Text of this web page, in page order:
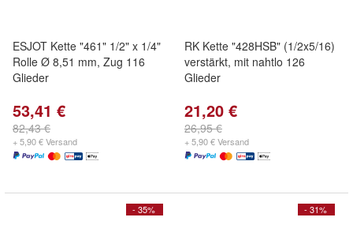
ESJOT Kette "461" 1/2" x 1/4"
Rolle Ø 8,51 mm, Zug 116
Glieder
53,41 €
82,43 €
+ 5,90 € Versand
RK Kette "428HSB" (1/2x5/16)
verstärkt, mit nahtlo 126
Glieder
21,20 €
26,95 €
+ 5,90 € Versand
- 35% - 31%